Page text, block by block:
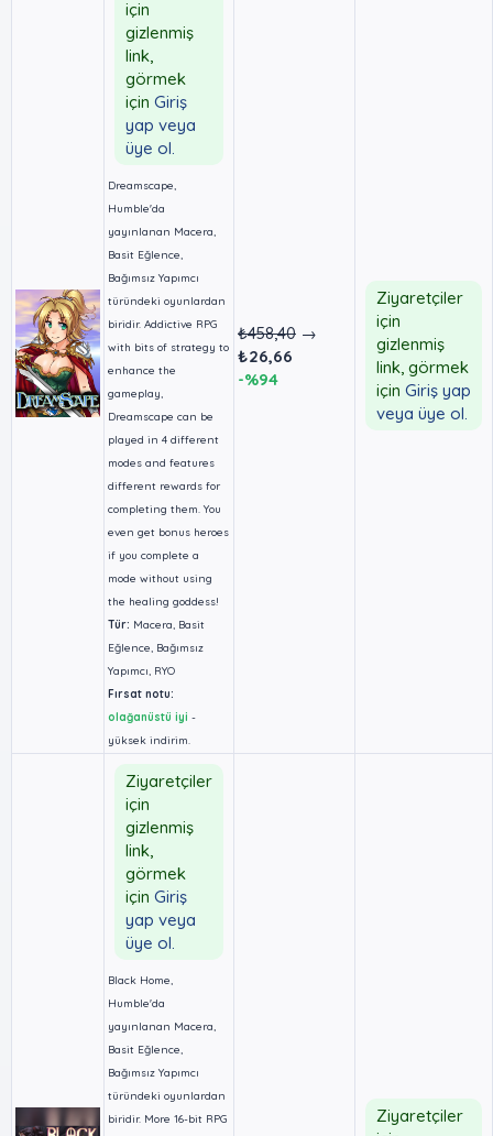
için
gizlenmiş
link,
görmek
için Giriş
yap veya
üye ol.
Dreamscape,
Humble'da
yayınlanan Macera,
Basit Eğlence,
Bağımsız Yapımcı
türündeki oyunlardan
biridir. Addictive RPG
with bits of strategy to
enhance the
gameplay,
Dreamscape can be
played in 4 different
modes and features
different rewards for
completing them. You
even get bonus heroes
if you complete a
mode without using
the healing goddess!
Tür: Macera, Basit
Eğlence, Bağımsız
Yapımcı, RYO
Fırsat notu:
olağanüstü iyi -
yüksek indirim.
₺458,40 →
₺26,66
-%94
Ziyaretçiler
için
gizlenmiş
link, görmek
için Giriş yap
veya üye ol.
Ziyaretçiler
için
gizlenmiş
link,
görmek
için Giriş
yap veya
üye ol.
Black Home,
Humble'da
yayınlanan Macera,
Basit Eğlence,
Bağımsız Yapımcı
türündeki oyunlardan
biridir. More 16-bit RPG
Ziyaretçiler